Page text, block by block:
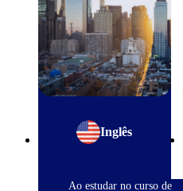
Inglês
Ao estudar no curso de